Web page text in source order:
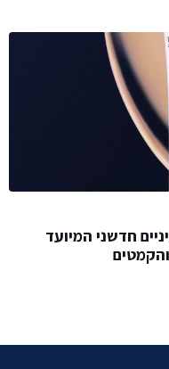
חדשני המיועד